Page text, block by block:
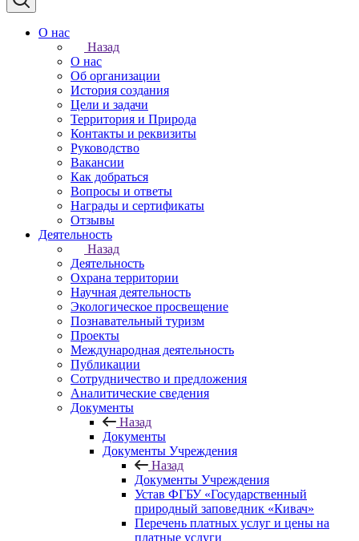
О нас
Назад
О нас
Об организации
История создания
Цели и задачи
Территория и Природа
Контакты и реквизиты
Руководство
Вакансии
Как добраться
Вопросы и ответы
Награды и сертификаты
Отзывы
Деятельность
Назад
Деятельность
Охрана территории
Научная деятельность
Экологическое просвещение
Познавательный туризм
Проекты
Международная деятельность
Публикации
Сотрудничество и предложения
Аналитические сведения
Документы
Назад
Документы
Документы Учреждения
Назад
Документы Учреждения
Устав ФГБУ «Государственный
природный заповедник «Кивач»
Перечень платных услуг и цены на
платные услуги